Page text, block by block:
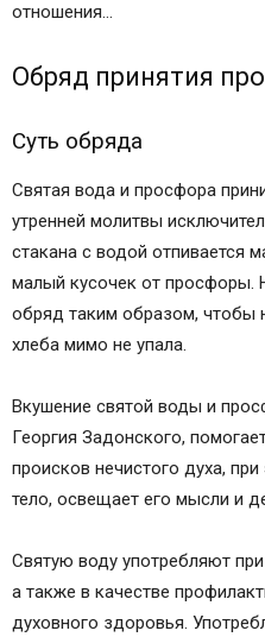
отношения…
Обряд принятия
Суть обряда
Cвятая вода и просфора
утренней молитвы
стакана с водой отпивается
малый кусочек от просфоры.
обряд таким образом, чтобы
хлеба мимо не упала.
Вкушение святой воды и
Георгия Задонского,
происков нечистого духа,
тело, освещает его мысли и
Святую воду употребляют
а также в качестве
духовного здоровья.